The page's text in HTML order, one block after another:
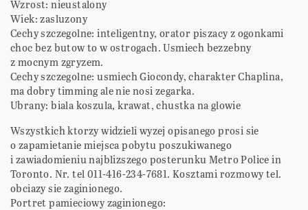
Wzrost: nieustalony
Wiek: zasluzony
Cechy szczegolne: inteligentny, orator piszacy z ogonkami
choc bez butow to w ostrogach. Usmiech bezzebny
z mocnym zgryzem.
Cechy szczegolne: usmiech Giocondy, charakter Chaplina,
ma dobry timming ale nie nosi zegarka.
Ubrany: biala koszula, krawat, chustka na glowie
Wszystkich ktorzy widzieli wyzej opisanego prosi sie
o zapamietanie miejsca pobytu poszukiwanego
i zawiadomieniu najblizszego posterunku Metro Police in
Toronto. Nr. tel 011-416-234-7681. Kosztami rozmowy tel.
obciazy sie zaginionego.
Portret pamieciowy zaginionego: